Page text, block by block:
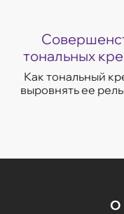
тональных
Как тональный
выровнять ее
О